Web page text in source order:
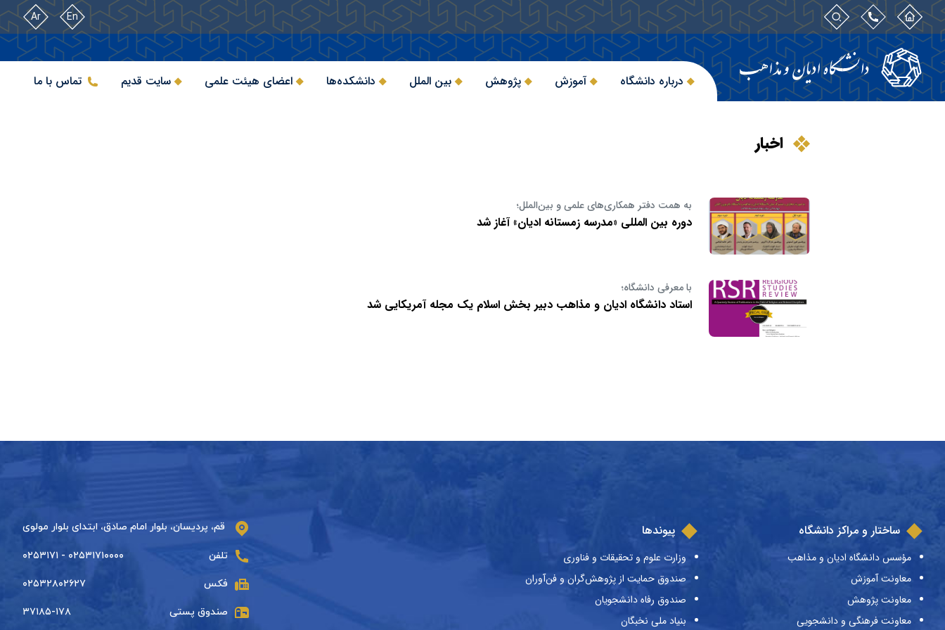
En
Ar
درباره دانشگاه آموزش پژوهش بین الملل دانشکده‌ها اعضای هیئت علمی سایت قدیم تماس با ما
اخبار
به همت دفتر همکاری‌های علمی و بین‌الملل؛
دوره بین المللی «مدرسه زمستانه ادیان» آغاز شد
با معرفی دانشگاه؛
استاد دانشگاه ادیان و مذاهب دبیر بخش اسلام یک مجله آمریکایی شد
ساختار و مراکز دانشگاه
مؤسس دانشگاه ادیان و مذاهب
معاونت آموزش
معاونت پژوهش
معاونت فرهنگی و دانشجویی
پیوندها
وزارت علوم و تحقیقات و فناوری
صندوق حمایت از پژوهش‌گران و فن‌آوران
صندوق رفاه دانشجویان
بنیاد ملی نخبگان
قم، پردیسان، بلوار امام صادق، ابتدای بلوار مولوی
تلفن ۰۲۵۳۱۷۱۰۰۰۰ - ۰۲۵۳۱۷۱
فکس ۰۲۵۳۲۸۰۲۶۲۷
صندوق پستی ۳۷۱۸۵-۱۷۸